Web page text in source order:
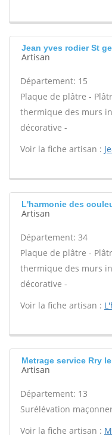
Jean yves rodier St
Artisan
Département: 15
Plaque de plâtre -
thermique des murs
décorative -
Voir la fiche artisan :
L'harmonie des
Artisan
Département: 34
Plaque de plâtre -
thermique des murs
décorative -
Voir la fiche artisan :
Metrage service Rry
Artisan
Département: 13
Surélévation
Voir la fiche artisan :